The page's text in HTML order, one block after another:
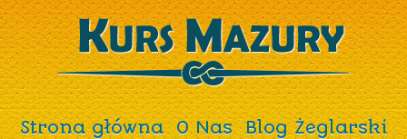
Strona główna O Nas
Blog Żeglarski